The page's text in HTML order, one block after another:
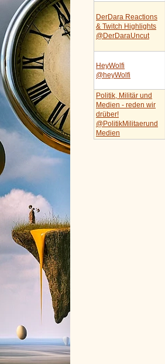
DerDara Reactions
& Twitch Highlights
@DerDaraUncut
HeyWolfi
@heyWolfi
Politik, Militär und
Medien - reden wir
drüber!
@PolitikMilitaerund
Medien